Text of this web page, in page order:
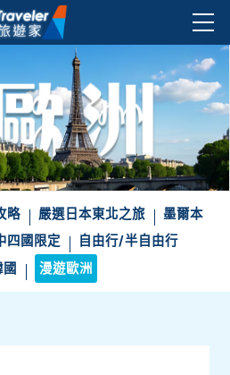
略 嚴選日本東北之旅
墨爾本
四國限定
自由行/半自由行
國
漫遊歐洲